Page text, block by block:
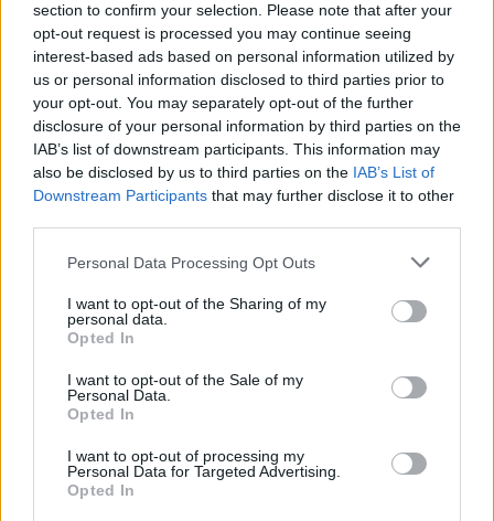
section to confirm your selection. Please note that after your
opt-out request is processed you may continue seeing
interest-based ads based on personal information utilized by
us or personal information disclosed to third parties prior to
your opt-out. You may separately opt-out of the further
disclosure of your personal information by third parties on the
IAB’s list of downstream participants. This information may
also be disclosed by us to third parties on the IAB’s List of
Downstream Participants that may further disclose it to other
Personal Data Processing Opt Outs
I want to opt-out of the Sharing of my
personal data.
Opted In
I want to opt-out of the Sale of my
Personal Data.
Opted In
I want to opt-out of processing my
Personal Data for Targeted Advertising.
Opted In
Pasaulis
JK vairuotojai kasdien
pavagia kuro už šimtus
tūkstančių svarų (1)
Pasaulis
Sausra Anglijoje:
parduotuvėse pritrūks
britiškų maisto produktų,
kils kainos
Pasaulis
Serbijoje – pirmasis nuo
karo pradžios: Belgrade
karinės bazės Vakarų